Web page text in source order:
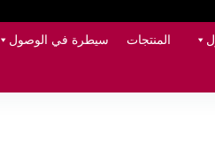
المنتجات سيطرة في الوصول